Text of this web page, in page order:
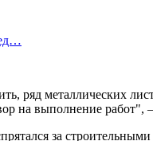
ряд металлических
на выполнение работ",
за